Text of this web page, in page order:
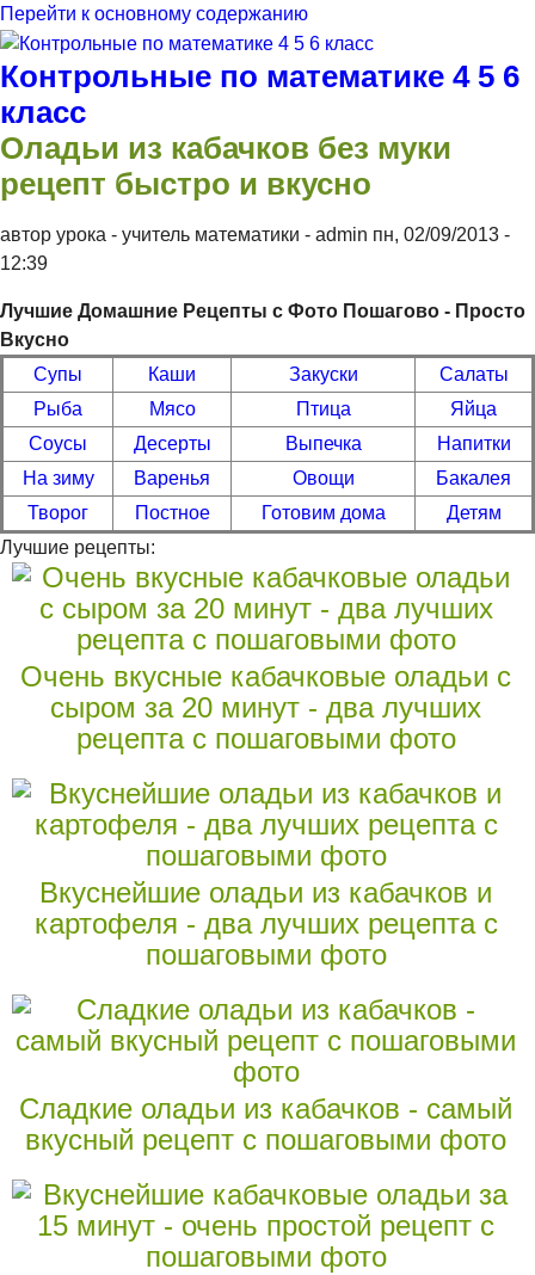
Перейти к основному содержанию
Контрольные по математике 4 5 6
класс
Оладьи из кабачков без муки
рецепт быстро и вкусно
автор урока - учитель математики - admin пн, 02/09/2013 -
12:39
Лучшие Домашние Рецепты с Фото Пошагово - Просто
Вкусно
Супы
Каши Закуски
Салаты
Рыба
Мясо Птица
Яйца
Соусы
Десерты Выпечка
Напитки
На зиму
Варенья Овощи
Бакалея
Творог
Постное Готовим дома
Детям
Лучшие рецепты:
Очень вкусные кабачковые оладьи с
сыром за 20 минут - два лучших
рецепта с пошаговыми фото
Вкуснейшие оладьи из кабачков и
картофеля - два лучших рецепта с
пошаговыми фото
Сладкие оладьи из кабачков - самый
вкусный рецепт с пошаговыми фото